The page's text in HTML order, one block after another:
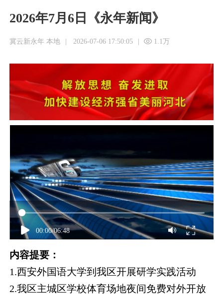
2026年7月6日《永年新闻》
冀云新永年 本地 | 2026-07-06 17:50:05 | 1.1万
00:00/06:48
内容提要：
1.西安外国语大学到我区开展研学实践活动
2.我区主城区学校体育场地夜间免费对外开放